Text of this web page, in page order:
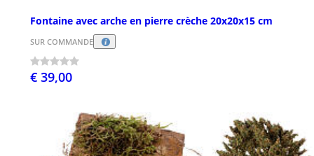
Fontaine avec arche en pierre crèche 20x20x15 cm
SUR COMMANDE
€ 39,00